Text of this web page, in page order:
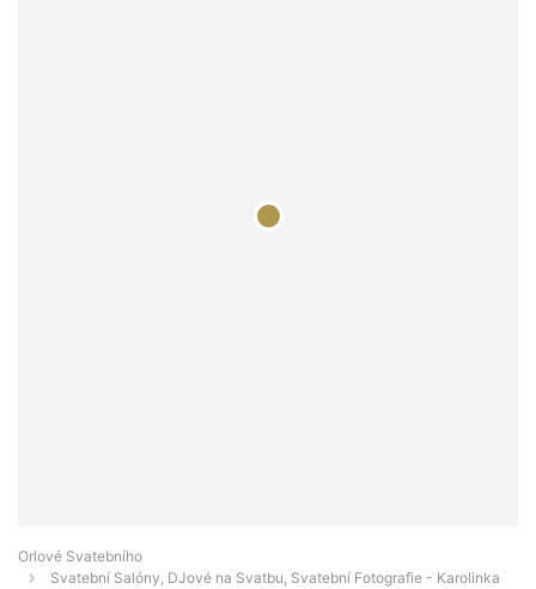
Orlové Svatebního
Svatební Salóny, DJové na Svatbu, Svatební Fotografie - Karolinka